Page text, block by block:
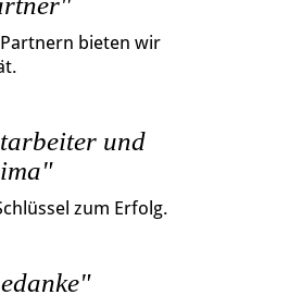
bieten wir
und
zum Erfolg.